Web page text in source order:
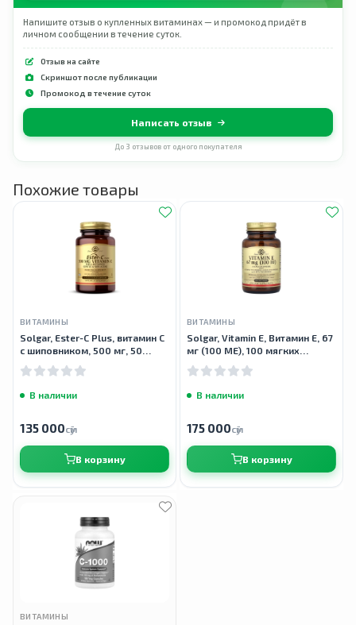
Напишите отзыв о купленных витаминах — и промокод придёт в
личном сообщении в течение суток.
Отзыв на сайте
Скриншот после публикации
Промокод в течение суток
Написать отзыв
До 3 отзывов от одного покупателя
Похожие товары
ВИТАМИНЫ
Solgar, Ester-C Plus, витамин C
с шиповником, 500 мг, 50
В наличии
135 000сӯм
В корзину
ВИТАМИНЫ
Solgar, Vitamin E, Витамин E, 67
мг (100 МЕ), 100 мягких
В наличии
175 000сӯм
В корзину
ВИТАМИНЫ